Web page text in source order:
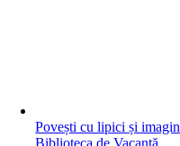
Povești cu lipici și
Biblioteca de Vacanță